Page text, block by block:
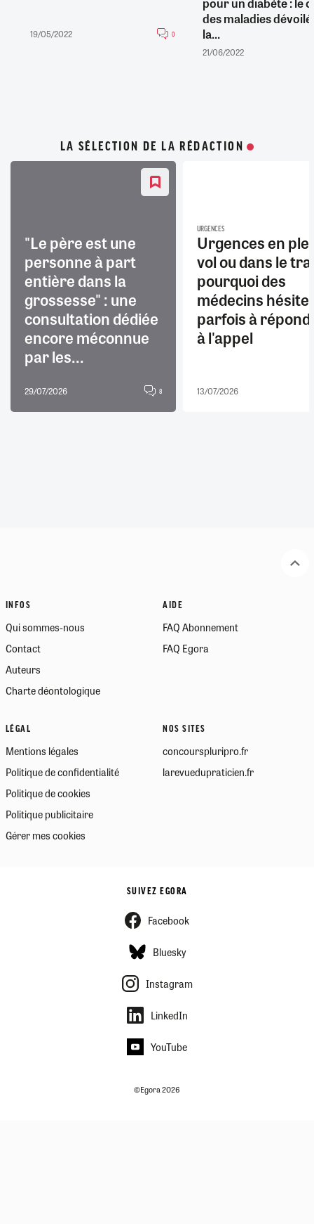
19/05/2022 0
des maladies
la...
21/06/2022
LA SÉLECTION DE LA RÉDACTION
"Le père est une
personne à part
entière dans la
grossesse" : une
consultation dédiée
encore méconnue
par les...
29/07/2026 8
URGENCES
Urgences en
vol ou dans le
pourquoi des
médecins
parfois à
à l'appel
13/07/2026
INFOS
Qui sommes-nous
Contact
Auteurs
Charte déontologique
AIDE
FAQ Abonnement
FAQ Egora
LÉGAL
Mentions légales
Politique de confidentialité
Politique de cookies
Politique publicitaire
Gérer mes cookies
NOS SITES
concourspluripro.fr
larevuedupraticien.fr
SUIVEZ EGORA
Facebook
Bluesky
Instagram
LinkedIn
YouTube
©Egora 2026